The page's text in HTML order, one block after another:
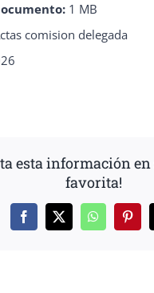
1 MB
comision delegada
esta información
favorita!
Facebook
X WhatsApp